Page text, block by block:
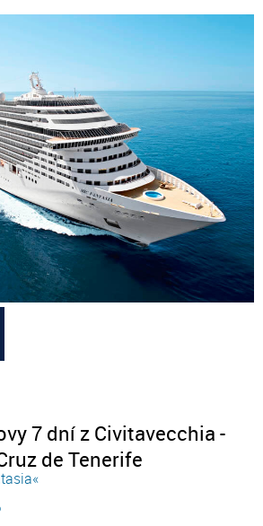
7 dní z Civitavecchia -
de Tenerife